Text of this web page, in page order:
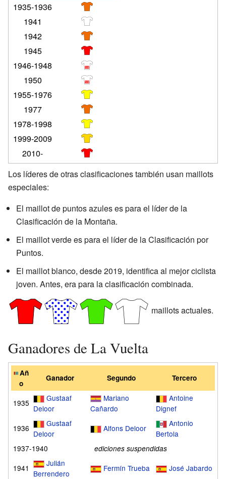
1935-1936
1941
1942
1945
1946-1948
1950
1955-1976
1977
1978-1998
1999-2009
2010-
Los líderes de otras clasificaciones también usan maillots
especiales:
El maillot de puntos azules es para el líder de la
Clasificación de la Montaña.
El maillot verde es para el líder de la Clasificación por
Puntos.
El maillot blanco, desde 2019, identifica al mejor ciclista
joven. Antes, era para la clasificación combinada.
maillots actuales.
Ganadores de La Vuelta
Añ
o
Ganador Segundo Tercero
1935
Gustaaf
Deloor
Mariano
Cañardo
Antoine
Dignef
1936
Gustaaf
Deloor
Alfons Deloor
Antonio
Bertola
1937-1940
ediciones suspendidas
1941
Julián
Berrendero
Fermín Trueba José Jabardo